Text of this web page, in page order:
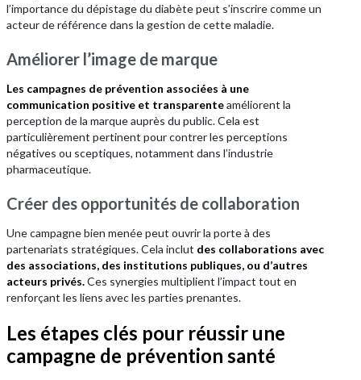
l’importance du dépistage du diabète peut s’inscrire comme un
acteur de référence dans la gestion de cette maladie.
Améliorer l’image de marque
Les campagnes de prévention associées à une
communication positive et transparenteaméliorent la
perception de la marque auprès du public. Cela est
particulièrement pertinent pour contrer les perceptions
négatives ou sceptiques, notamment dans l’industrie
pharmaceutique.
Créer des opportunités de collaboration
Une campagne bien menée peut ouvrir la porte à des
partenariats stratégiques. Cela inclut des collaborations avec
des associations, des institutions publiques, ou d’autres
acteurs privés.Ces synergies multiplient l’impact tout en
renforçant les liens avec les parties prenantes.
Les étapes clés pour réussir une
campagne de prévention santé